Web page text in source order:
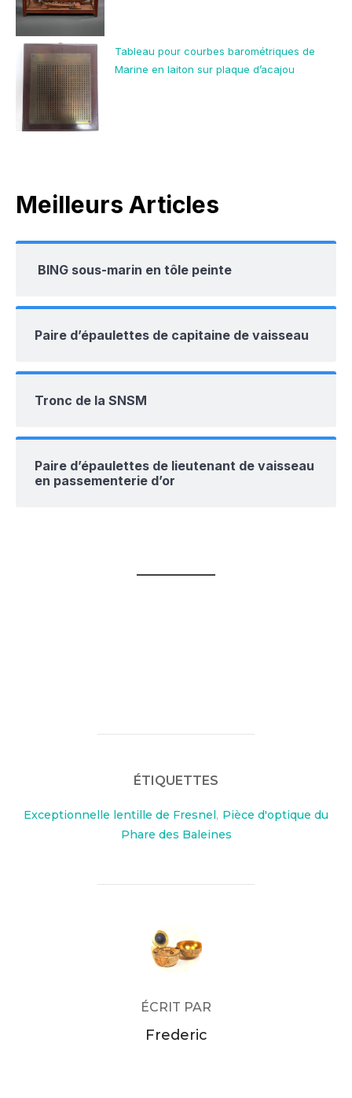
Tableau pour courbes barométriques de
Marine en laiton sur plaque d’acajou
Meilleurs Articles
BING sous-marin en tôle peinte
Paire d’épaulettes de capitaine de vaisseau
Tronc de la SNSM
Paire d’épaulettes de lieutenant de vaisseau
en passementerie d’or
ÉTIQUETTES
Exceptionnelle lentille de Fresnel, Pièce d'optique du
Phare des Baleines
AUTEUR DE LA PUBLICATION
ÉCRIT PAR
Frederic